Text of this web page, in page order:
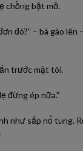
chồng bật mở.
đó?” – bà gào lên
trước mặt tôi.
đừng ép nữa.”
như sắp nổ tung.